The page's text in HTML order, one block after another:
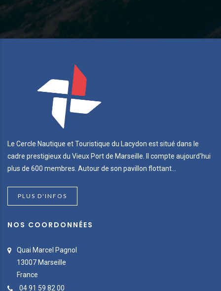
Le Cercle Nautique et Touristique du Lacydon est situé dans le
cadre prestigieux du Vieux Port de Marseille. Il compte aujourd'hui
plus de 600 membres. Autour de son pavillon flottant...
PLUS D'INFOS
NOS COORDONNÉES
Quai Marcel Pagnol
13007 Marseille
France
04 91 59 82 00